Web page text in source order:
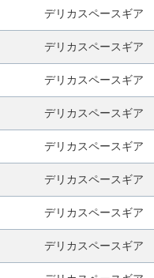
デリカスペースギア
デリカスペースギア
デリカスペースギア
デリカスペースギア
デリカスペースギア
デリカスペースギア
デリカスペースギア
デリカスペースギア